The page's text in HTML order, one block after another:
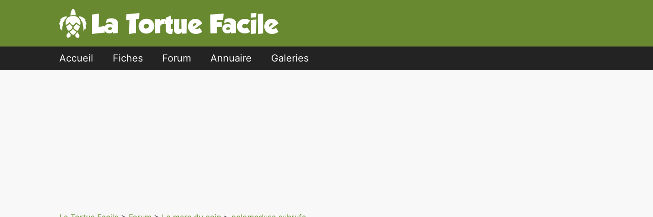
Accueil Fiches Forum Annuaire Galeries